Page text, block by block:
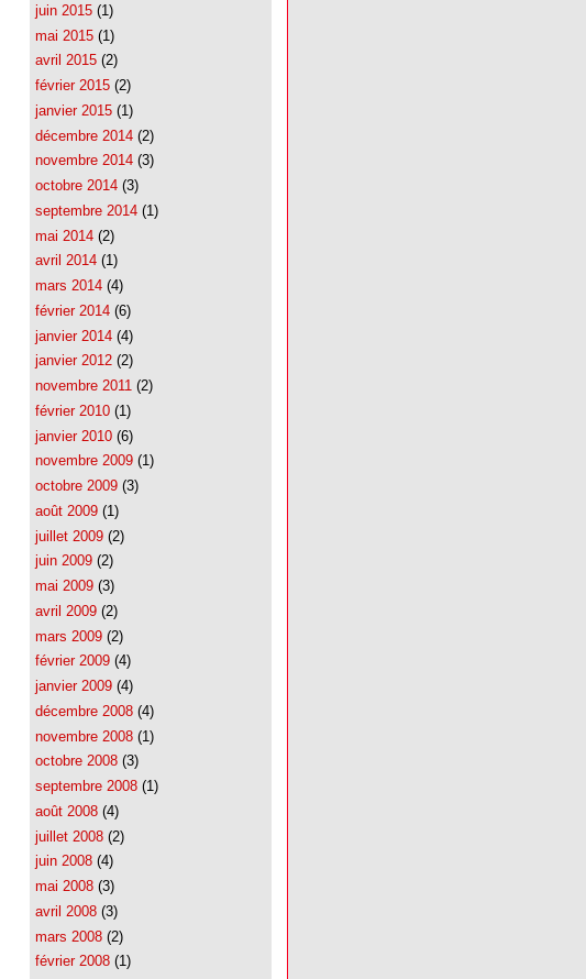
juin 2015 (1)
mai 2015 (1)
avril 2015 (2)
février 2015 (2)
janvier 2015 (1)
décembre 2014 (2)
novembre 2014 (3)
octobre 2014 (3)
septembre 2014 (1)
mai 2014 (2)
avril 2014 (1)
mars 2014 (4)
février 2014 (6)
janvier 2014 (4)
janvier 2012 (2)
novembre 2011 (2)
février 2010 (1)
janvier 2010 (6)
novembre 2009 (1)
octobre 2009 (3)
août 2009 (1)
juillet 2009 (2)
juin 2009 (2)
mai 2009 (3)
avril 2009 (2)
mars 2009 (2)
février 2009 (4)
janvier 2009 (4)
décembre 2008 (4)
novembre 2008 (1)
octobre 2008 (3)
septembre 2008 (1)
août 2008 (4)
juillet 2008 (2)
juin 2008 (4)
mai 2008 (3)
avril 2008 (3)
mars 2008 (2)
février 2008 (1)